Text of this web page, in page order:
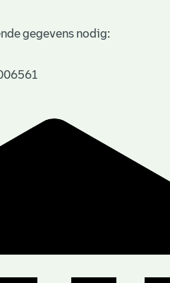
gegevens nodig: